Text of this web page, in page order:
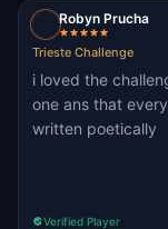
Robyn Prucha
Trieste Challenge
i loved the
one ans that
written poetically
Verified Player